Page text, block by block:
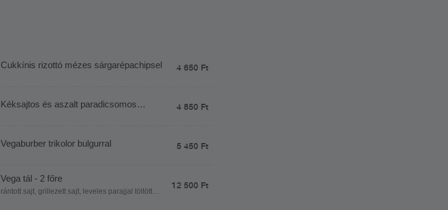
Cukkínis rizottó mézes sárgarépachipsel 4 650 Ft
Kéksajtos és aszalt paradicsomos
4 850 Ft
Vegaburber trikolor bulgurral 5 450 Ft
Vega tál - 2 főre
rántott sajt, grillezett sajt, leveles parajjal töltött
12 500 Ft